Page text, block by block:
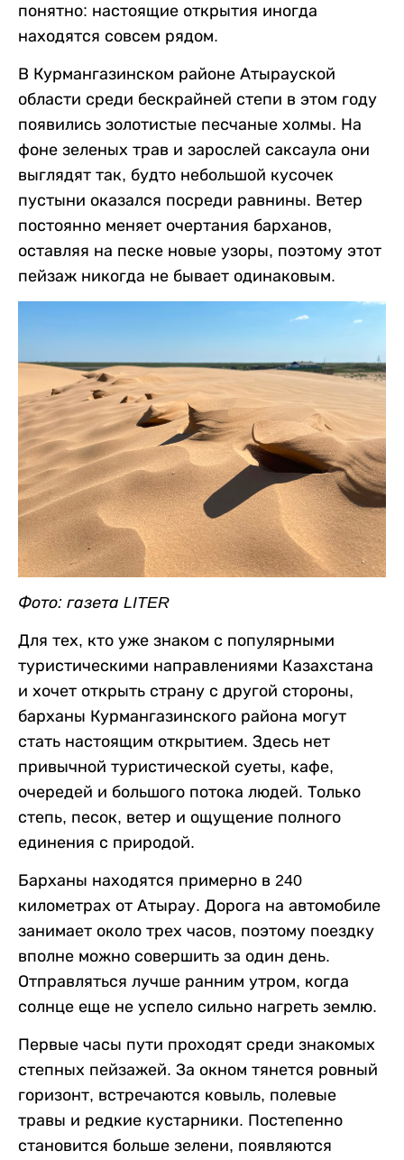
понятно: настоящие открытия иногда
находятся совсем рядом.
В Курмангазинском районе Атырауской
области среди бескрайней степи в этом году
появились золотистые песчаные холмы. На
фоне зеленых трав и зарослей саксаула они
выглядят так, будто небольшой кусочек
пустыни оказался посреди равнины. Ветер
постоянно меняет очертания барханов,
оставляя на песке новые узоры, поэтому этот
пейзаж никогда не бывает одинаковым.
Фото: газета LITER
Для тех, кто уже знаком с популярными
туристическими направлениями Казахстана
и хочет открыть страну с другой стороны,
барханы Курмангазинского района могут
стать настоящим открытием. Здесь нет
привычной туристической суеты, кафе,
очередей и большого потока людей. Только
степь, песок, ветер и ощущение полного
единения с природой.
Барханы находятся примерно в 240
километрах от Атырау. Дорога на автомобиле
занимает около трех часов, поэтому поездку
вполне можно совершить за один день.
Отправляться лучше ранним утром, когда
солнце еще не успело сильно нагреть землю.
Первые часы пути проходят среди знакомых
степных пейзажей. За окном тянется ровный
горизонт, встречаются ковыль, полевые
травы и редкие кустарники. Постепенно
становится больше зелени, появляются